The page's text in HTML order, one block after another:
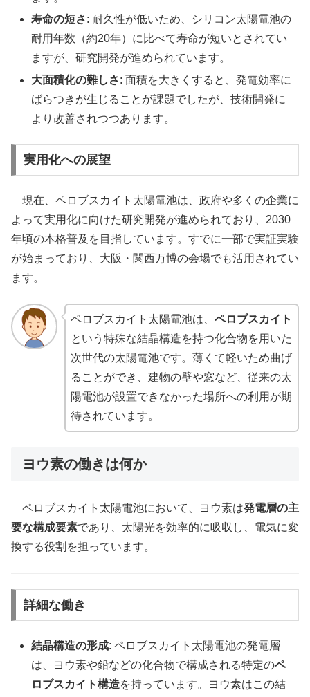
寿命の短さ: 耐久性が低いため、シリコン太陽電池の
耐用年数（約20年）に比べて寿命が短いとされてい
ますが、研究開発が進められています。
大面積化の難しさ: 面積を大きくすると、発電効率に
ばらつきが生じることが課題でしたが、技術開発に
より改善されつつあります。
実用化への展望
現在、ペロブスカイト太陽電池は、政府や多くの企業に
よって実用化に向けた研究開発が進められており、2030
年頃の本格普及を目指しています。すでに一部で実証実験
が始まっており、大阪・関西万博の会場でも活用されてい
ます。
ペロブスカイト太陽電池は、 ペロブスカイト
という特殊な結晶構造を持つ化合物を用いた
次世代の太陽電池です。薄くて軽いため曲げ
ることができ、建物の壁や窓など、従来の太
陽電池が設置できなかった場所への利用が期
待されています。
ヨウ素の働きは何か
ペロブスカイト太陽電池において、ヨウ素は発電層の主
要な構成要素であり、太陽光を効率的に吸収し、電気に変
換する役割を担っています。
詳細な働き
結晶構造の形成: ペロブスカイト太陽電池の発電層
は、ヨウ素や鉛などの化合物で構成される特定のペ
ロブスカイト構造を持っています。ヨウ素はこの結